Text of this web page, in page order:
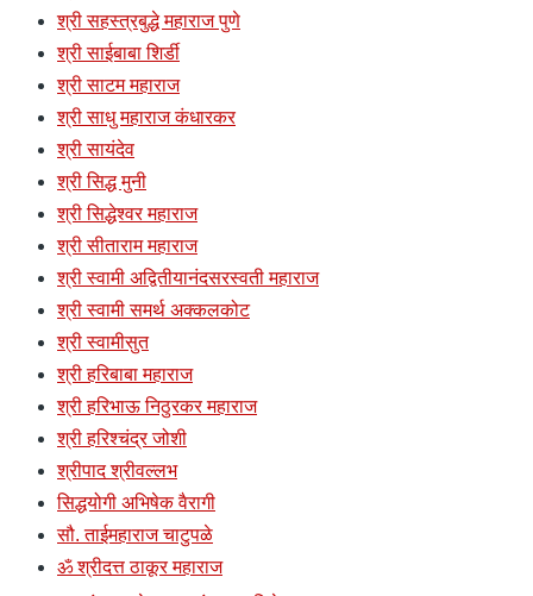
श्री सहस्त्रबुद्धे महाराज पुणे
श्री साईबाबा शिर्डी
श्री साटम महाराज
श्री साधु महाराज कंधारकर
श्री सायंदेव
श्री सिद्ध मुनी
श्री सिद्धेश्वर महाराज
श्री सीताराम महाराज
श्री स्वामी अद्वितीयानंदसरस्वती महाराज
श्री स्वामी समर्थ अक्कलकोट
श्री स्वामीसुत
श्री हरिबाबा महाराज
श्री हरिभाऊ निठुरकर महाराज
श्री हरिश्चंद्र जोशी
श्रीपाद श्रीवल्लभ
सिद्धयोगी अभिषेक वैरागी
सौ. ताईमहाराज चाटुपळे
ॐ श्रीदत्त ठाकूर महाराज